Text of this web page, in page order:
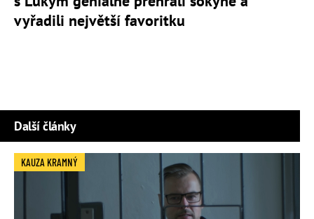
vyřadili největší favoritku
Další články
KAUZA KRAMNÝ